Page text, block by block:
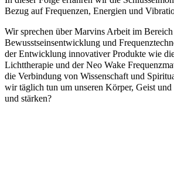
Bezug auf Frequenzen, Energien und
Wir sprechen über Marvins Arbeit im Bereich
Bewusstseinsentwicklung und
der Entwicklung innovativer Produkte wie
Lichttherapie und der Neo Wake
die Verbindung von Wissenschaft und
wir täglich tun um unseren Körper, Geist und
und stärken?